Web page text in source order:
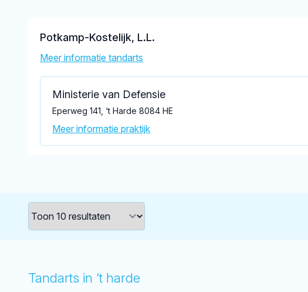
Potkamp-Kostelijk, L.L.
Meer informatie tandarts
Ministerie van Defensie
Eperweg 141, ‘t Harde 8084 HE
Meer informatie praktijk
Tandarts in ‘t harde